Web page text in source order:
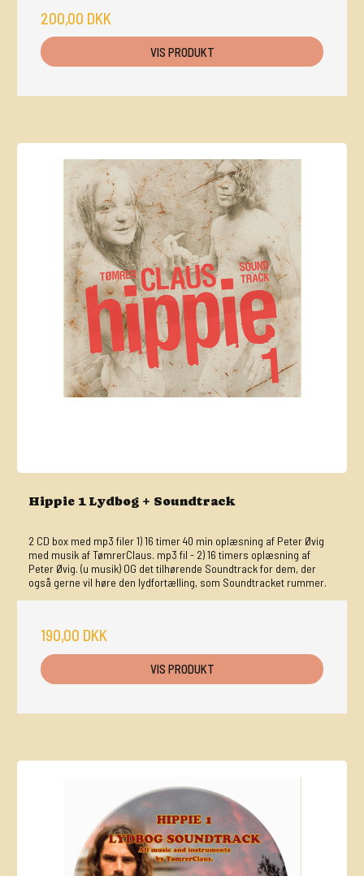
200,00 DKK
VIS PRODUKT
Hippie 1 Lydbog + Soundtrack
2 CD box med mp3 filer 1) 16 timer 40 min oplæsning af Peter Øvig
med musik af TømrerClaus. mp3 fil - 2) 16 timers oplæsning af
Peter Øvig. (u musik) OG det tilhørende Soundtrack for dem, der
også gerne vil høre den lydfortælling, som Soundtracket rummer.
190,00 DKK
VIS PRODUKT